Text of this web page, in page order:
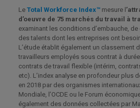
LeTotal Workforce Index™ mesure l
d’oeuvre de 75 marchés du travail à
examinant les conditions d’embauche,
des talents dont les entreprises ont
L’étude établit également un classement
travailleurs employés sous contrat à
contrats de travail flexible (intérim,
etc). L’index analyse en profondeur plus
en 2018 par des organismes
Mondiale, l’OCDE ou le Forum
également des données collectées par